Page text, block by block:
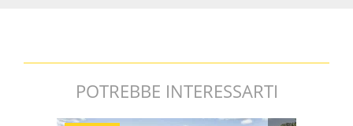
POTREBBE INTERESSARTI